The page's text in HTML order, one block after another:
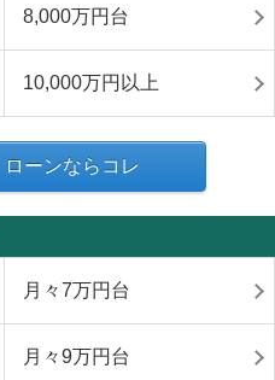
8,000万円台
10,000万円以上
ーンならコレ
月々7万円台
月々9万円台